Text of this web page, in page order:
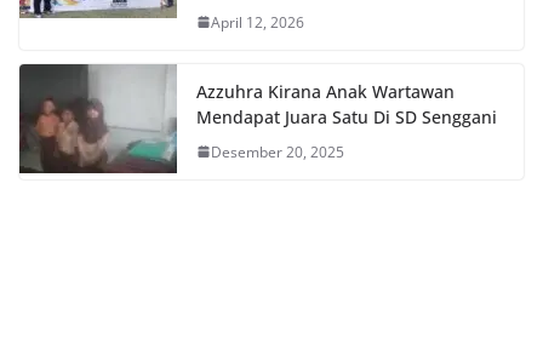
April 12, 2026
Azzuhra Kirana Anak Wartawan
Mendapat Juara Satu Di SD Senggani
Desember 20, 2025